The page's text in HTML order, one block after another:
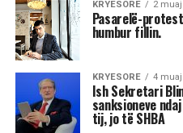
Astrologjia tregon se
janë më të prirura të
shkak të pasigurisë,